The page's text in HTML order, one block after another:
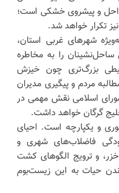
و پیشروی خشکی است؛
تکرار خواهد شد.
شهرهای غربی استان،
ساحل‌نشینان را به مخاطره
بزرگ‌تری چون خیزش
مردم و پیگیری مدیران
اسلامی نقش مهمی در
گرگان خواهد داشت.
و یکپارچه است. احیای
فاضلاب‌های شهری و
و ترویج الگوهای کشت
حیات به این زیست‌بوم